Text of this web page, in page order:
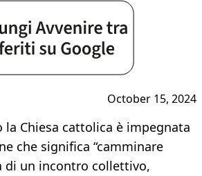
October 15, 2024
Chiesa cattolica è impegnata
che significa “camminare
di un incontro collettivo,